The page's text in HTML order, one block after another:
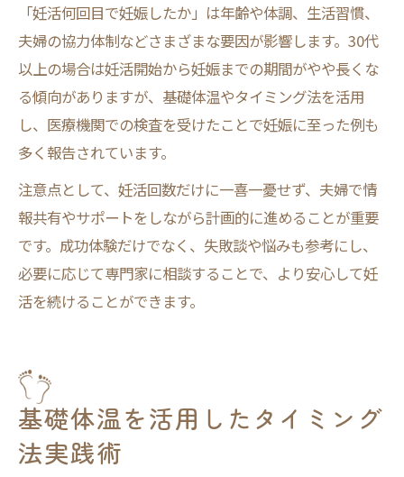
「妊活何回目で妊娠したか」は年齢や体調、生活習慣、
夫婦の協力体制などさまざまな要因が影響します。30代
以上の場合は妊活開始から妊娠までの期間がやや長くな
る傾向がありますが、基礎体温やタイミング法を活用
し、医療機関での検査を受けたことで妊娠に至った例も
多く報告されています。
注意点として、妊活回数だけに一喜一憂せず、夫婦で情
報共有やサポートをしながら計画的に進めることが重要
です。成功体験だけでなく、失敗談や悩みも参考にし、
必要に応じて専門家に相談することで、より安心して妊
活を続けることができます。
基礎体温を活用したタイミング
法実践術